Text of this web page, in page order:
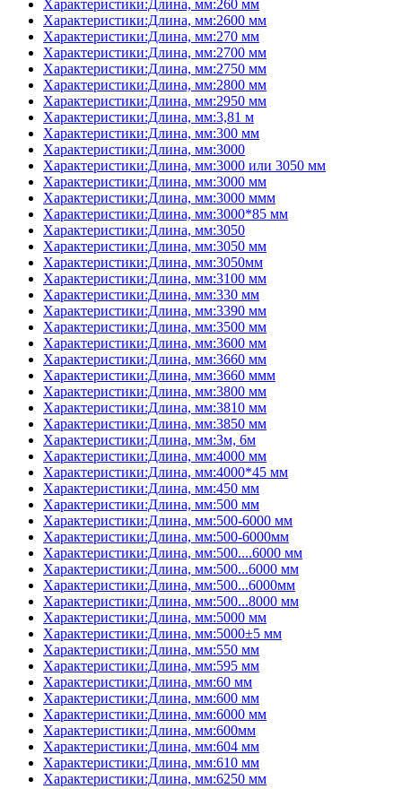
Характеристики:Длина, мм:260 мм
Характеристики:Длина, мм:2600 мм
Характеристики:Длина, мм:270 мм
Характеристики:Длина, мм:2700 мм
Характеристики:Длина, мм:2750 мм
Характеристики:Длина, мм:2800 мм
Характеристики:Длина, мм:2950 мм
Характеристики:Длина, мм:3,81 м
Характеристики:Длина, мм:300 мм
Характеристики:Длина, мм:3000
Характеристики:Длина, мм:3000 или 3050 мм
Характеристики:Длина, мм:3000 мм
Характеристики:Длина, мм:3000 ммм
Характеристики:Длина, мм:3000*85 мм
Характеристики:Длина, мм:3050
Характеристики:Длина, мм:3050 мм
Характеристики:Длина, мм:3050мм
Характеристики:Длина, мм:3100 мм
Характеристики:Длина, мм:330 мм
Характеристики:Длина, мм:3390 мм
Характеристики:Длина, мм:3500 мм
Характеристики:Длина, мм:3600 мм
Характеристики:Длина, мм:3660 мм
Характеристики:Длина, мм:3660 ммм
Характеристики:Длина, мм:3800 мм
Характеристики:Длина, мм:3810 мм
Характеристики:Длина, мм:3850 мм
Характеристики:Длина, мм:3м, 6м
Характеристики:Длина, мм:4000 мм
Характеристики:Длина, мм:4000*45 мм
Характеристики:Длина, мм:450 мм
Характеристики:Длина, мм:500 мм
Характеристики:Длина, мм:500-6000 мм
Характеристики:Длина, мм:500-6000мм
Характеристики:Длина, мм:500....6000 мм
Характеристики:Длина, мм:500...6000 мм
Характеристики:Длина, мм:500...6000мм
Характеристики:Длина, мм:500...8000 мм
Характеристики:Длина, мм:5000 мм
Характеристики:Длина, мм:5000±5 мм
Характеристики:Длина, мм:550 мм
Характеристики:Длина, мм:595 мм
Характеристики:Длина, мм:60 мм
Характеристики:Длина, мм:600 мм
Характеристики:Длина, мм:6000 мм
Характеристики:Длина, мм:600мм
Характеристики:Длина, мм:604 мм
Характеристики:Длина, мм:610 мм
Характеристики:Длина, мм:6250 мм